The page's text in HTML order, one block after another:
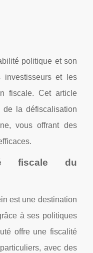
politique et son
investisseurs et les
fiscale. Cet article
la défiscalisation
vous offrant des
fiscale du
est une destination
à ses politiques
offre une fiscalité
avec des